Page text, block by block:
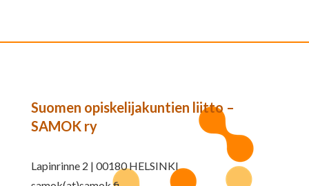
Suomen opiskelijakuntien liitto –
SAMOK ry
Lapinrinne 2 | 00180 HELSINKI